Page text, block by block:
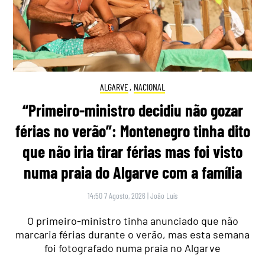
ALGARVE, NACIONAL
“Primeiro-ministro decidiu não gozar
férias no verão”: Montenegro tinha dito
que não iria tirar férias mas foi visto
numa praia do Algarve com a família
14:50 7 Agosto, 2026 |João Luís
O primeiro-ministro tinha anunciado que não
marcaria férias durante o verão, mas esta semana
foi fotografado numa praia no Algarve